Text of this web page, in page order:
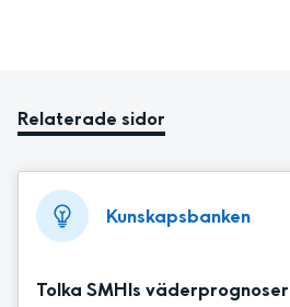
Relaterade sidor
Kunskapsbanken
Tolka SMHIs väderprognoser